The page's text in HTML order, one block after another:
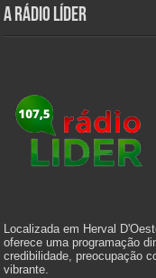
A Rádio Líder
Localizada em Herval
oferece uma programação
credibilidade, preocupação
vibrante.